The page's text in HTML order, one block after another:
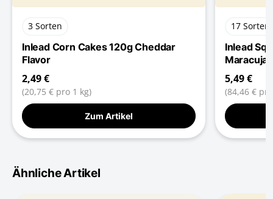
3 Sorten
Inlead Corn Cakes 120g Cheddar
Flavor
2,49 €
(20,75 € pro 1 kg)
Zum Artikel
17 Sorten
Inlead
Maracuja
5,49 €
(84,46 €
Ähnliche Artikel